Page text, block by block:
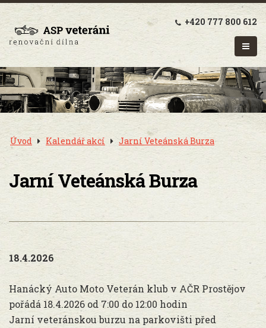
+420 777 800 612
Úvod Kalendář akcí Jarní Veteánská Burza
Jarní Veteánská Burza
18.4.2026
Hanácký Auto Moto Veterán klub v AČR Prostějov
pořádá 18.4.2026 od 7:00 do 12:00 hodin
Jarní veteránskou burzu na parkovišti před